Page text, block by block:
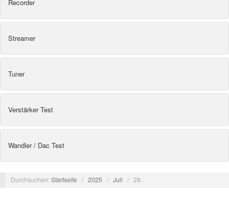
Recorder
Streamer
Tuner
Verstärker Test
Wandler / Dac Test
Durchsuchen:Startseite / 2025 / Juli / 28.